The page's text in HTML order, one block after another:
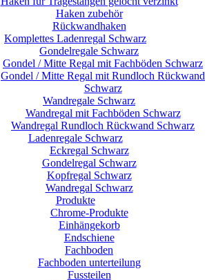
Haken zubehör
Rückwandhaken
Komplettes Ladenregal Schwarz
Gondelregale Schwarz
Gondel / Mitte Regal mit Fachböden Schwarz
Gondel / Mitte Regal mit Rundloch Rückwand
Schwarz
Wandregale Schwarz
Wandregal mit Fachböden Schwarz
Wandregal Rundloch Rückwand Schwarz
Ladenregale Schwarz
Eckregal Schwarz
Gondelregal Schwarz
Kopfregal Schwarz
Wandregal Schwarz
Produkte
Chrome-Produkte
Einhängekorb
Endschiene
Fachboden
Fachboden unterteilung
Fussteilen